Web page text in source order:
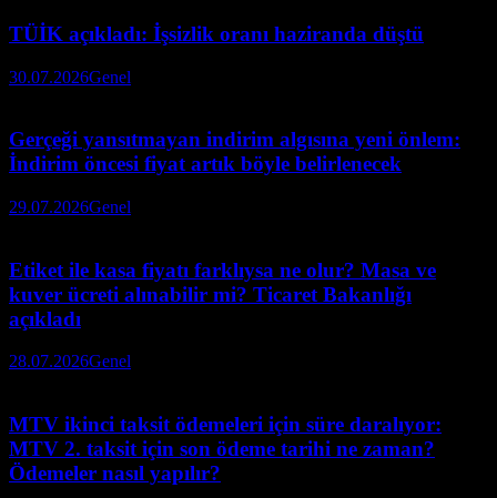
TÜİK açıkladı: İşsizlik oranı haziranda düştü
30.07.2026Genel
Gerçeği yansıtmayan indirim algısına yeni önlem:
İndirim öncesi fiyat artık böyle belirlenecek
29.07.2026Genel
Etiket ile kasa fiyatı farklıysa ne olur? Masa ve
kuver ücreti alınabilir mi? Ticaret Bakanlığı
açıkladı
28.07.2026Genel
MTV ikinci taksit ödemeleri için süre daralıyor:
MTV 2. taksit için son ödeme tarihi ne zaman?
Ödemeler nasıl yapılır?